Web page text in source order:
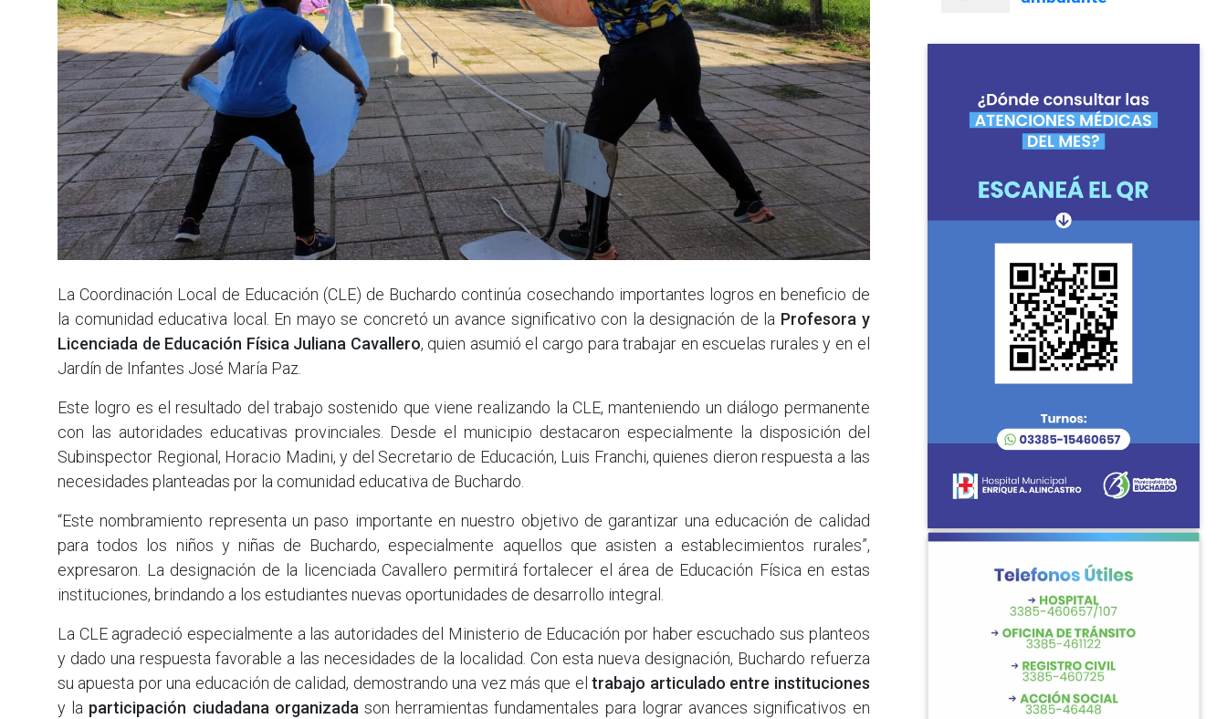
La Coordinación Local de Educación (CLE) de Buchardo continúa cosechando importantes logros en beneficio de
la comunidad educativa local. En mayo se concretó un avance significativo con la designación de la Profesora y
Licenciada de Educación Física Juliana Cavallero, quien asumió el cargo para trabajar en escuelas rurales y en el
Jardín de Infantes José María Paz.
Este logro es el resultado del trabajo sostenido que viene realizando la CLE, manteniendo un diálogo permanente
con las autoridades educativas provinciales. Desde el municipio destacaron especialmente la disposición del
Subinspector Regional, Horacio Madini, y del Secretario de Educación, Luis Franchi, quienes dieron respuesta a las
necesidades planteadas por la comunidad educativa de Buchardo.
“Este nombramiento representa un paso importante en nuestro objetivo de garantizar una educación de calidad
para todos los niños y niñas de Buchardo, especialmente aquellos que asisten a establecimientos rurales”,
expresaron. La designación de la licenciada Cavallero permitirá fortalecer el área de Educación Física en estas
instituciones, brindando a los estudiantes nuevas oportunidades de desarrollo integral.
La CLE agradeció especialmente a las autoridades del Ministerio de Educación por haber escuchado sus planteos
y dado una respuesta favorable a las necesidades de la localidad. Con esta nueva designación, Buchardo refuerza
su apuesta por una educación de calidad, demostrando una vez más que eltrabajo articulado entre instituciones
y la participación ciudadana organizadason herramientas fundamentales para lograr avances significativos en